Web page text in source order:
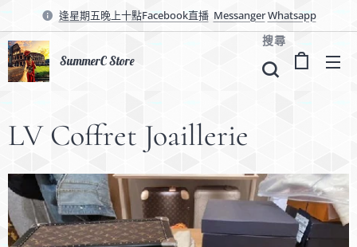
逢星期五晚上十點Facebook直播 MessangerWhatsapp
SummerC Store
搜尋
LV Coffret Joaillerie